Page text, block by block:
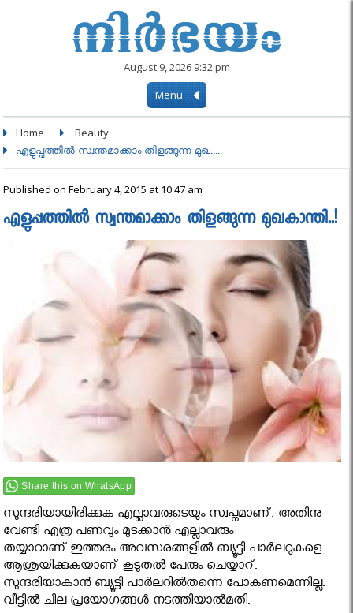
August 9, 2026 9:32 pm
Menu
Home Beauty
എളുപ്പത്തിൽ സ്വന്തമാക്കാം തിളങ്ങുന്ന മുഖ....
Published on February 4, 2015 at 10:47 am
എളുപ്പത്തിൽ സ്വന്തമാക്കാം തിളങ്ങുന്ന മുഖകാന്തി..!
Share this on WhatsApp
സുന്ദരിയായിരിക്കുക എല്ലാവരുടെയും സ്വപ്നമാണ്. അതിനു
വേണ്ടി എത്ര പണവും മുടക്കാന്‍ എല്ലാവരും
തയ്യാറാണ്.ഇത്തരം അവസരങ്ങളില്‍ ബ്യൂട്ടി പാര്‍ലറുകളെ
ആശ്രയിക്കുകയാണ് കൂടുതൽ പേരും ചെയ്യാറ്.
സുന്ദരിയാകാന്‍ ബ്യൂട്ടി പാര്‍ലറില്‍തന്നെ പോകണമെന്നില്ല.
വീട്ടില്‍ ചില പ്രയോഗങ്ങള്‍ നടത്തിയാല്‍മതി.